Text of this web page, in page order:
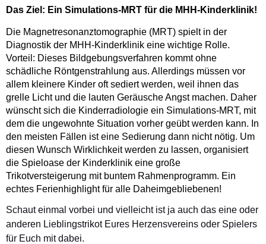
Das Ziel: Ein Simulations-MRT für die MHH-Kinderklinik!
Die Magnetresonanztomographie (MRT) spielt in der
Diagnostik der MHH-Kinderklinik eine wichtige Rolle.
Vorteil: Dieses Bildgebungsverfahren kommt ohne
schädliche Röntgenstrahlung aus. Allerdings müssen vor
allem kleinere Kinder oft sediert werden, weil ihnen das
grelle Licht und die lauten Geräusche Angst machen. Daher
wünscht sich die Kinderradiologie ein Simulations-MRT, mit
dem die ungewohnte Situation vorher geübt werden kann. In
den meisten Fällen ist eine Sedierung dann nicht nötig. Um
diesen Wunsch Wirklichkeit werden zu lassen, organisiert
die Spieloase der Kinderklinik eine große
Trikotversteigerung mit buntem Rahmenprogramm. Ein
echtes Ferienhighlight für alle Daheimgebliebenen!
Schaut einmal vorbei und vielleicht ist ja auch das eine oder
anderen Lieblingstrikot Eures Herzensvereins oder Spielers
für Euch mit dabei.